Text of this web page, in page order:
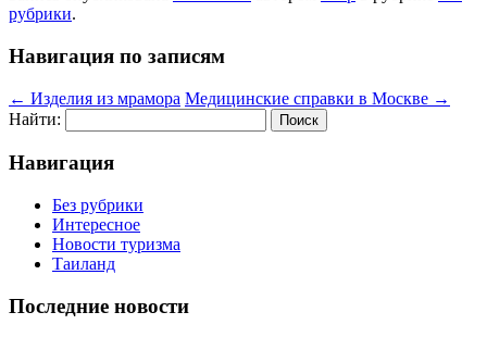
рубрики.
Навигация по записям
← Изделия из мрамора Медицинские справки в Москве →
Найти:
Навигация
Без рубрики
Интересное
Новости туризма
Таиланд
Последние новости